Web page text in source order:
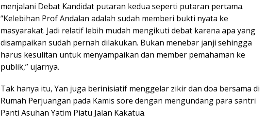
menjalani Debat Kandidat putaran kedua seperti putaran pertama.
“Kelebihan Prof Andalan adalah sudah memberi bukti nyata ke
masyarakat. Jadi relatif lebih mudah mengikuti debat karena apa yang
disampaikan sudah pernah dilakukan. Bukan menebar janji sehingga
harus kesulitan untuk menyampaikan dan member pemahaman ke
publik,” ujarnya.
Tak hanya itu, Yan juga berinisiatif menggelar zikir dan doa bersama di
Rumah Perjuangan pada Kamis sore dengan mengundang para santri
Panti Asuhan Yatim Piatu Jalan Kakatua.